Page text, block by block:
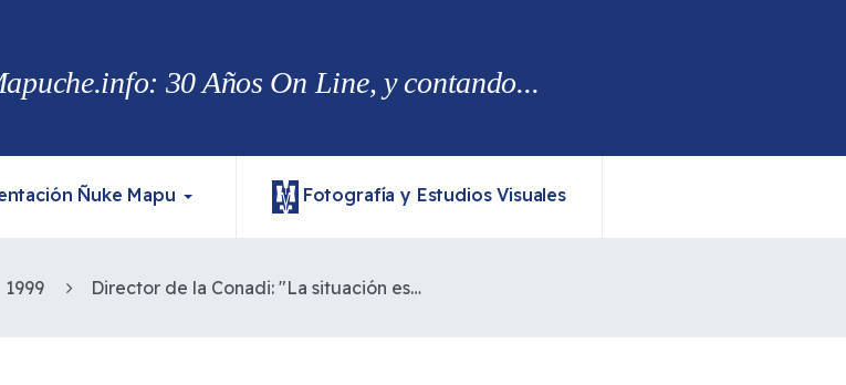
30 Años On Line, y contando...
Ñuke Mapu Fotografía y Estudios Visuales
1999 Director de la Conadi: "La situación es grave, pero puntual"